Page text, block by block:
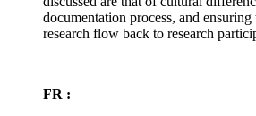
documentation process, and
research flow back to research
FR :